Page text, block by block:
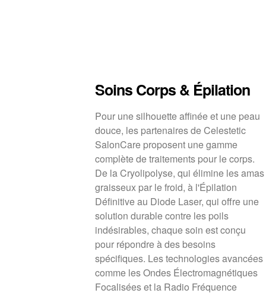
Soins Corps & Épilation
Pour une silhouette affinée et une peau
douce, les partenaires de Celestetic
SalonCare proposent une gamme
complète de traitements pour le corps.
De la Cryolipolyse, qui élimine les amas
graisseux par le froid, à l'Épilation
Définitive au Diode Laser, qui offre une
solution durable contre les poils
indésirables, chaque soin est conçu
pour répondre à des besoins
spécifiques. Les technologies avancées
comme les Ondes Électromagnétiques
Focalisées et la Radio Fréquence